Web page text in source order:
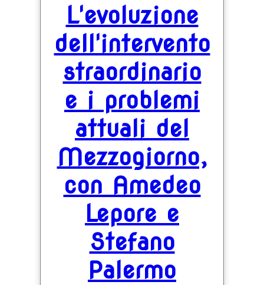
L'evoluzione
dell'intervento
straordinario
e i problemi
attuali del
Mezzogiorno,
con Amedeo
Lepore e
Stefano
Palermo